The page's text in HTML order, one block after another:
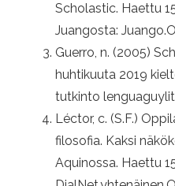
Scholastic. Haettu
Juangosta:
Guerro, n. (2005)
huhtikuuta 2019
tutkinto
Léctor, c. (S.F.)
filosofia. Kaksi
Aquinossa. Haettu